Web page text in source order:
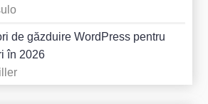
de găzduire WordPress pentru
în 2026